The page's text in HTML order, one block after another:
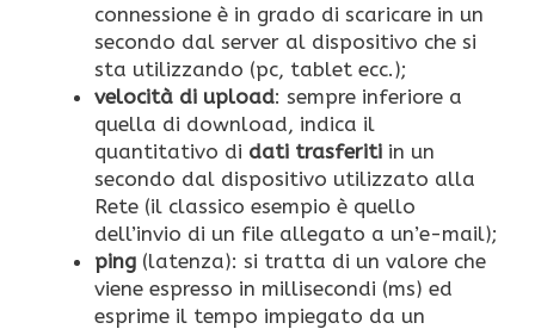
connessione è in grado di scaricare in un
secondo dal server al dispositivo che si
sta utilizzando (pc, tablet ecc.);
velocità di upload: sempre inferiore a
quella di download, indica il
quantitativo di dati trasferiti in un
secondo dal dispositivo utilizzato alla
Rete (il classico esempio è quello
dell’invio di un file allegato a un’e-mail);
ping (latenza): si tratta di un valore che
viene espresso in millisecondi (ms) ed
esprime il tempo impiegato da un